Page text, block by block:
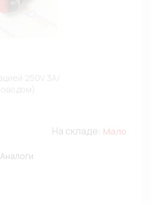
На складе: Мало
Аналоги